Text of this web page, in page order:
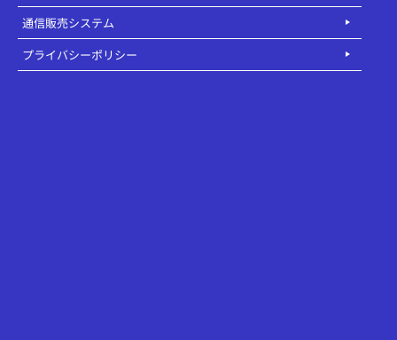
通信販売システム
プライバシーポリシー